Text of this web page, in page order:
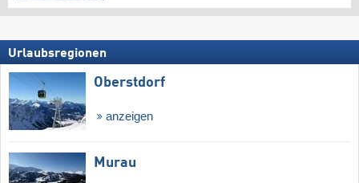
Urlaubsregionen
Oberstdorf
anzeigen
Murau